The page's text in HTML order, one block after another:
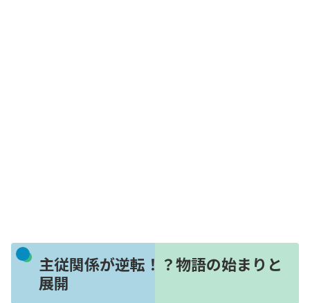
主従関係が逆転！？物語の始まりと
展開